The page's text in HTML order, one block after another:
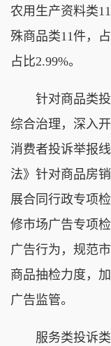
农用生产资料类
殊商品类11件，
占比2.99%。
针对商品类投
综合治理，深入
消费者投诉举报
法》针对商品房
展合同行政专项
修市场广告专项
广告行为，规范
商品抽检力度，
广告监管。
服务类投诉类